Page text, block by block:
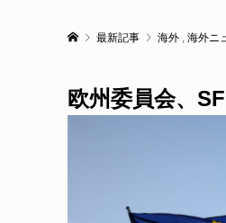
最新記事 海外 , 海外ニ
欧州委員会、